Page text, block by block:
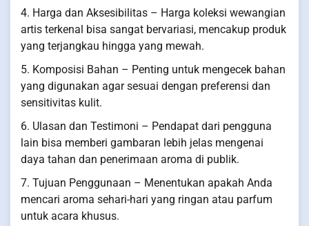
4. Harga dan Aksesibilitas – Harga koleksi wewangian
artis terkenal bisa sangat bervariasi, mencakup produk
yang terjangkau hingga yang mewah.
5. Komposisi Bahan – Penting untuk mengecek bahan
yang digunakan agar sesuai dengan preferensi dan
sensitivitas kulit.
6. Ulasan dan Testimoni – Pendapat dari pengguna
lain bisa memberi gambaran lebih jelas mengenai
daya tahan dan penerimaan aroma di publik.
7. Tujuan Penggunaan – Menentukan apakah Anda
mencari aroma sehari-hari yang ringan atau parfum
untuk acara khusus.